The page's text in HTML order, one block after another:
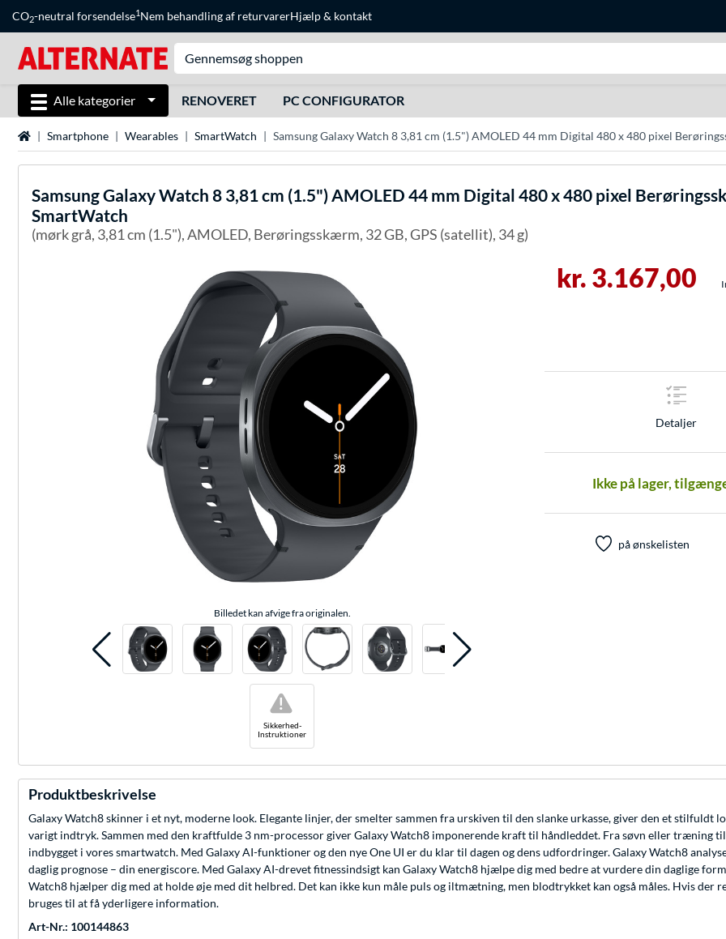
CO2-neutral forsendelse1Nem behandling af returvarerHjælp& kontakt
Alle kategorier RENOVERET PC CONFIGURATOR
StartsideSmartphone Wearables SmartWatch Samsung Galaxy Watch 8 3,81 cm (1.5") AMOLED 44 mm Digital 480 x 480 pixel
SamsungGalaxy Watch 8 3,81 cm (1.5") AMOLED 44 mm Digital 480 x 480 pixel
SmartWatch
(mørk grå, 3,81 cm (1.5"), AMOLED, Berøringsskærm, 32 GB, GPS (satellit), 34 g)
Billedet kan afvige fra originalen.
Sikkerhed-
Instruktioner
!
kr. 3.167,00
Detaljer
Ikke på lager,
på ønskelisten
Produktbeskrivelse
Galaxy Watch8 skinner i et nyt, moderne look. Elegante linjer, der smelter sammen fra urskiven til den slanke urkasse, giver den et stilfuldt
varigt indtryk. Sammen med den kraftfulde 3 nm-processor giver Galaxy Watch8 imponerende kraft til håndleddet. Fra søvn eller træning
indbygget i vores smartwatch. Med Galaxy AI-funktioner og den nye One UI er du klar til dagen og dens udfordringer. Galaxy Watch8
daglig prognose – din energiscore. Med Galaxy AI-drevet fitnessindsigt kan Galaxy Watch8 hjælpe dig med bedre at vurdere din daglige
Watch8 hjælper dig med at holde øje med dit helbred. Det kan ikke kun måle puls og iltmætning, men blodtrykket kan også måles. Hvis der
bruges til at få yderligere information.
Art-Nr.: 100144863